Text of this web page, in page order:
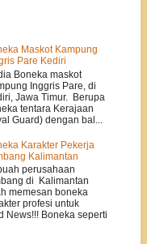
Maskot Kampung
Pare Kediri
Boneka maskot
Inggris Pare, di
Jawa Timur. Berupa
tentara Kerajaan
Guard) dengan bal...
Karakter Pekerja
Kalimantan
perusahaan
di Kalimantan
memesan boneka
profesi untuk
News!!! Boneka seperti